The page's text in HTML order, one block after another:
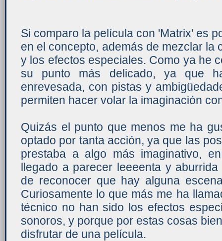
Si comparo la película con 'Matrix' es
en el concepto, además de mezclar la
y los efectos especiales. Como ya he
su punto más delicado, ya que
enrevesada, con pistas y
permiten hacer volar la imaginación
Quizás el punto que menos me ha
optado por tanta acción, ya que las
prestaba a algo más imaginativo,
llegado a parecer leeeenta y
de reconocer que hay alguna
Curiosamente lo que más me ha
técnico no han sido los efectos
sonoros, y porque por estas cosas
disfrutar de una película.